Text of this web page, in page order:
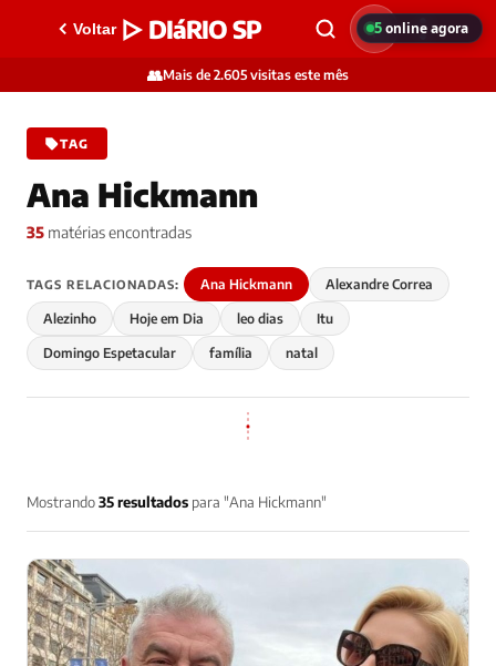
Voltar ▷ DIáRIO SP
👥Mais de 2.605 visitas este mês
TAG
Ana Hickmann
35 matérias encontradas
TAGS RELACIONADAS: Ana Hickmann Alexandre Correa
Alezinho Hoje em Dia leo dias Itu
Domingo Espetacular família natal
Mostrando35 resultados para "Ana Hickmann"
5online agora